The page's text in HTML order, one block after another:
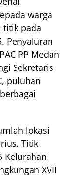
warga
titik pada
Penyaluran
PP Medan
Sekretaris
puluhan
lokasi
Titik
Kelurahan
XVII